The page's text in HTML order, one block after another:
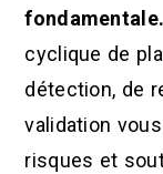
fondamentale.
cyclique de
détection, de
validation
risques et